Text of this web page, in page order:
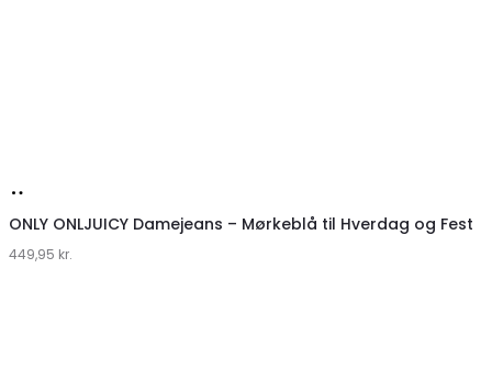
hos
Klædeskabet.dk
ONLY ONLJUICY Damejeans – Mørkeblå til Hverdag og Fest
449,95 kr.